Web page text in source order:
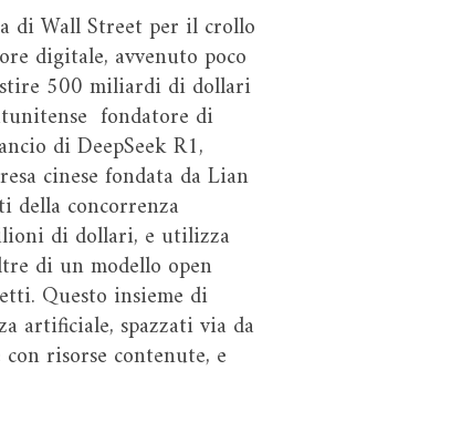
di Wall Street per il crollo
digitale, avvenuto poco
500 miliardi di dollari
fondatore di
di DeepSeek R1,
cinese fondata da Lian
della concorrenza
di dollari, e utilizza
di un modello open
Questo insieme di
artificiale, spazzati via da
risorse contenute, e